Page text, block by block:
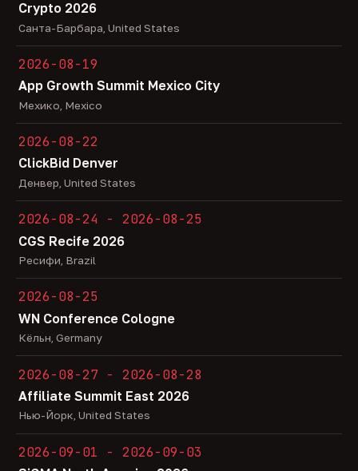
Crypto 2026
Санта-Барбара, United States
2026-08-19
App Growth Summit Mexico City
Мехико, Mexico
2026-08-22
ClickBid Denver
Денвер, United States
2026-08-24 - 2026-08-25
CGS Recife 2026
Ресифи, Brazil
2026-08-25
WN Conference Cologne
Кёльн, Germany
2026-08-27 - 2026-08-28
Affiliate Summit East 2026
Нью-Йорк, United States
2026-09-01 - 2026-09-03